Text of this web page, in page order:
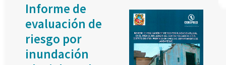
Informe de
evaluación de
riesgo por
inundación